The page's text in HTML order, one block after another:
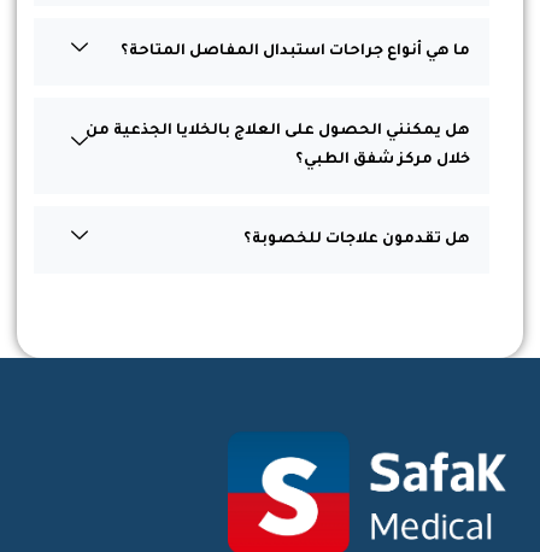
ما هي أنواع جراحات استبدال المفاصل المتاحة؟
هل يمكنني الحصول على العلاج بالخلايا الجذعية من
خلال مركز شفق الطبي؟
هل تقدمون علاجات للخصوبة؟